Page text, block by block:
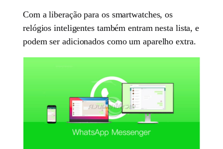
Com a liberação para os smartwatches, os
relógios inteligentes também entram nesta lista, e
podem ser adicionados como um aparelho extra.